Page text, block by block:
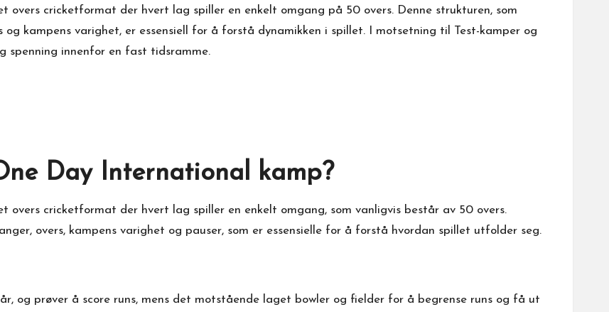
cricketformat der hvert lag spiller en enkelt omgang på 50 overs. Denne strukturen, som
og kampens varighet, er essensiell for å forstå dynamikken i spillet. I motsetning til Test-kamper og
spenning innenfor en fast tidsramme.
Day International kamp?
overs cricketformat der hvert lag spiller en enkelt omgang, som vanligvis består av 50 overs.
overs, kampens varighet og pauser, som er essensielle for å forstå hvordan spillet utfolder seg.
og prøver å score runs, mens det motstående laget bowler og fielder for å begrense runs og få ut